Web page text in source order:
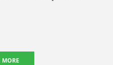
MORE